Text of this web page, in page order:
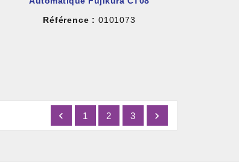
Référence : 0101073
 1 2 3 